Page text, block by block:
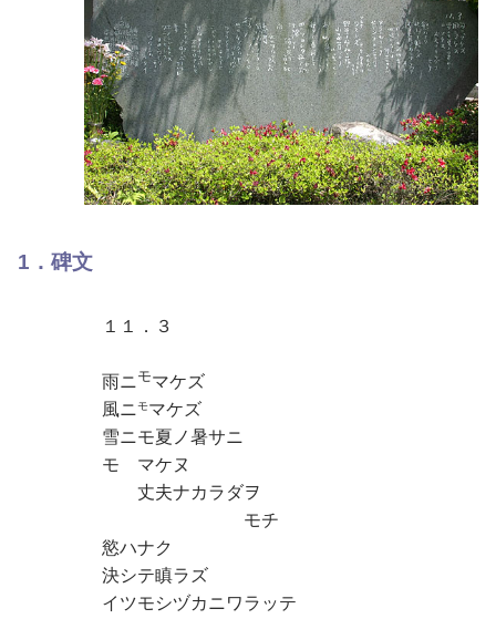
1．碑文
１１．３
雨ニ モマケズ
風ニモマケズ
雪ニモ夏ノ暑サニ
モ マケヌ
丈夫ナカラダヲ
モチ
慾ハナク
決シテ瞋ラズ
イツモシヅカニワラッテ